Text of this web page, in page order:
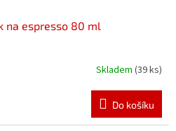
na espresso 80 ml
Skladem (39 ks)
Do košíku